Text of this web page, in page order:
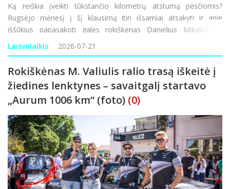
Ką reiškia įveikti tūkstančio kilometrų atstumą pėsčiomis?
Rugsėjo mėnesį į šį klausimą itin išsamiai atsakyti ir apie
iššūkius papasakoti galės rokiškėnas Danielius Mikalkėnas,
ankstyvą praėjusio šeštadienio rytą pradėjęs kelionę aplink
Lietuv
Laisvalaikis 2026-07-21
Rokiškėnas M. Valiulis ralio trasą iškeitė į
žiedines lenktynes – savaitgalį startavo
„Aurum 1006 km“ (foto) (0)